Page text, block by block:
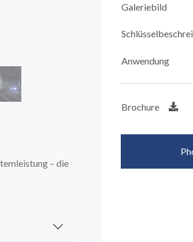
– die
Galeriebild
Anwendung
Brochure